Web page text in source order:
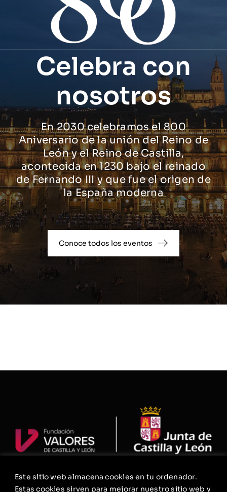
Este sitio web almacena cookies en tu ordenador.
Estas cookies sirven para mejorar nuestro sitio web y
Celebra con
nosotros
En 2030 celebramos el 800
Aniversario de la unión del Reino de
León y el Reino de Castilla,
acontecida en 1230 bajo el reinado
de Fernando III y que fue el origen de
la España moderna
Conoce todos los eventos
La Fundación